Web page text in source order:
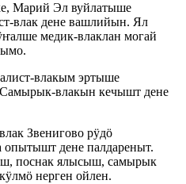
Марий Эл вуйлатыше
влак дене вашлийын. Ял
медик-влаклан могай
влакым эртыше
влакын кечышт дене
Звенигово рӱдӧ
дене палдареныт.
поснак ялысыш, самырык
нерген ойлен.